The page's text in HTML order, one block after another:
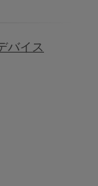
バイス